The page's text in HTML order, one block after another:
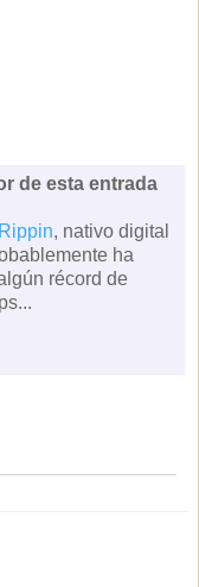
de esta entrada
, nativo digital
ha
récord de